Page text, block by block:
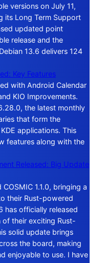
versions on July 11,
its Long Term Support
updated point
release and the
13.6 delivers 124
Key Features
with Android Calendar
KIO Improvements.
the latest monthly
that form the
applications. This
features along with the
Released: Big Update
1.1.0, bringing a
their Rust-powered
has officially released
of their exciting Rust-
solid update brings
the board, making
enjoyable to use. I have